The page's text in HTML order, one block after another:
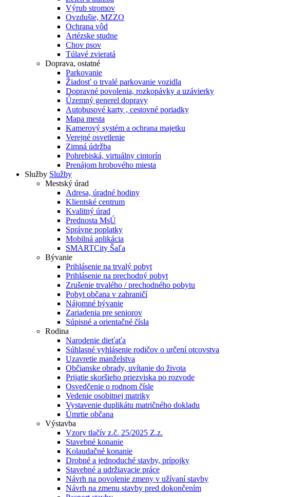
Výrub stromov
Ovzdušie, MZZO
Ochrana vôd
Artézske studne
Chov psov
Túlavé zvieratá
Doprava, ostatné
Parkovanie
Žiadosť o trvalé parkovanie vozidla
Dopravné povolenia, rozkopávky a uzávierky
Územný generel dopravy
Autobusové karty , cestovné poriadky
Mapa mesta
Kamerový systém a ochrana majetku
Verejné osvetlenie
Zimná údržba
Pohrebiská, virtuálny cintorín
Prenájom hrobového miesta
Služby Služby
Mestský úrad
Adresa, úradné hodiny
Klientské centrum
Kvalitný úrad
Prednosta MsÚ
Správne poplatky
Mobilná aplikácia
SMARTCity Šaľa
Bývanie
Prihlásenie na trvalý pobyt
Prihlásenie na prechodný pobyt
Zrušenie trvalého / prechodného pobytu
Pobyt občana v zahraničí
Nájomné bývanie
Zariadenia pre seniorov
Súpisné a orientačné čísla
Rodina
Narodenie dieťaťa
Súhlasné vyhlásenie rodičov o určení otcovstva
Uzavretie manželstva
Občianske obrady, uvítanie do života
Prijatie skoršieho priezviska po rozvode
Osvedčenie o rodnom čísle
Vedenie osobitnej matriky
Vystavenie duplikátu matričného dokladu
Úmrtie občana
Výstavba
Vzory tlačív z.č. 25/2025 Z.z.
Stavebné konanie
Kolaudačné konanie
Drobné a jednoduché stavby, prípojky
Stavebné a udržiavacie práce
Návrh na povolenie zmeny v užívaní stavby
Návrh na zmenu stavby pred dokončením